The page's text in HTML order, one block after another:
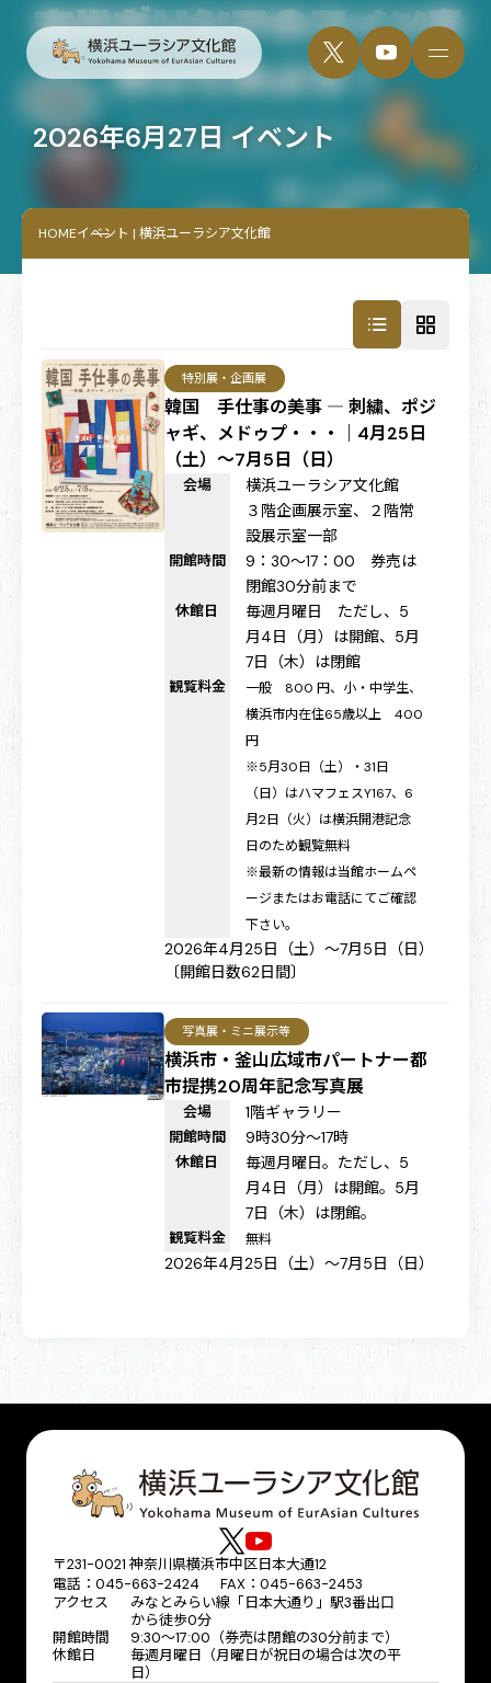
2026年6月27日 イベント
HOMEイベント | 横浜ユーラシア文化館
韓国 手仕事の美事 ― 刺繍、ポジ
ャギ、メドゥプ・・・｜4月25日
（土）～7月5日（日）
特別展・企画展
2026年4月25日（土）～7月5日（日）
〔開館日数62日間〕
会場
横浜ユーラシア文化館
３階企画展示室、２階常
設展示室一部
開館時間
9：30～17：00 券売は
閉館30分前まで
休館日
毎週月曜日 ただし、5
月4日（月）は開館、5月
7日（木）は閉館
観覧料金
一般 800 円、小・中学生、
横浜市内在住65歳以上 400
円
※5月30日（土）・31日
（日）はハマフェスY167、6
月2日（火）は横浜開港記念
日のため観覧無料
※最新の情報は当館ホームペ
ージまたはお電話にてご確認
下さい。
横浜市・釜山広域市パートナー都
市提携20周年記念写真展
写真展・ミニ展示等
2026年4月25日（土）～7月5日（日）
会場 1階ギャラリー
開館時間 9時30分～17時
休館日
毎週月曜日。ただし、5
月4日（月）は開館。5月
7日（木）は閉館。
観覧料金 無料
〒231-0021 神奈川県横浜市中区日本大通12
電話：045-663-2424 FAX：045-663-2453
アクセス
みなとみらい線「日本大通り」駅3番出口
から徒歩0分
開館時間
9:30～17:00（券売は閉館の30分前まで）
休館日
毎週月曜日（月曜日が祝日の場合は次の平
日）